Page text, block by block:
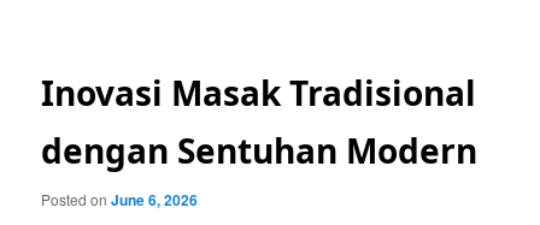
Inovasi Masak Tradisional
dengan Sentuhan Modern
Posted onJune 6, 2026